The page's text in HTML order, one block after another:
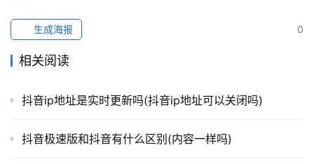
0
生成海报
相关阅读
抖音ip地址是实时更新吗(抖音ip地址可以关闭吗)
抖音极速版和抖音有什么区别(内容一样吗)